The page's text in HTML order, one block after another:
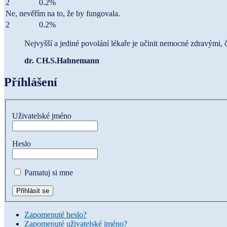
2
0.2%
Ne, nevěřím na to, že by fungovala.
2
0.2%
Nejvyšší a jediné povolání lékaře je učinit nemocné zdravými,
dr. CH.S.Hahnemann
Příhlášení
Uživatelské jméno
Heslo
Pamatuj si mne
Zapomenuté heslo?
Zapomenuté uživatelské jméno?